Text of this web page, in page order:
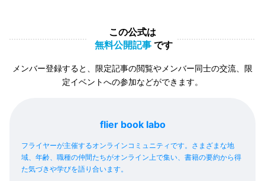
この公式は
無料公開記事 です
メンバー登録すると、限定記事の閲覧やメンバー同士の交流、限
定イベントへの参加などができます。
flier book labo
フライヤーが主催するオンラインコミュニティです。さまざまな地
域、年齢、職種の仲間たちがオンライン上で集い、書籍の要約から得
た気づきや学びを語り合います。